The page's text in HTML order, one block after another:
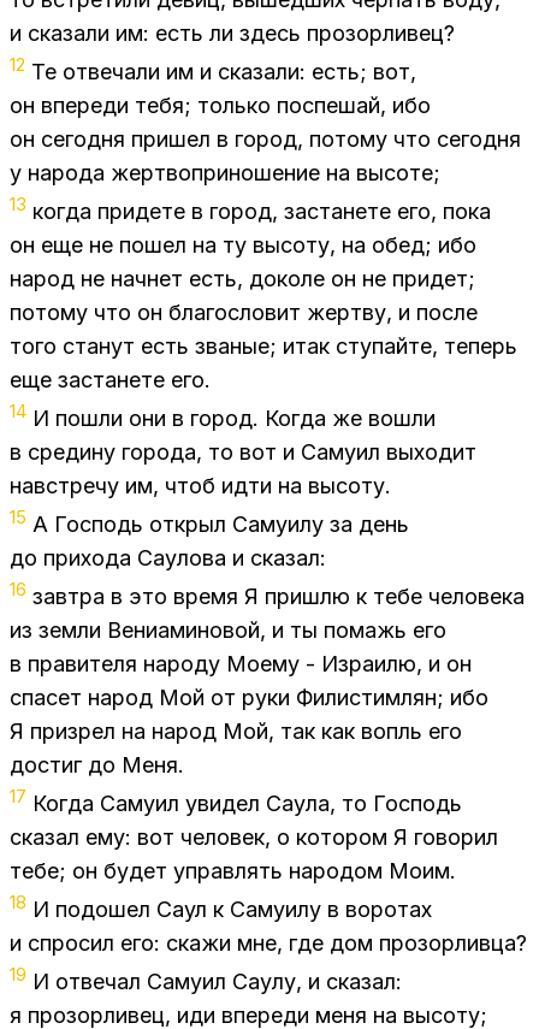
и ска­за­ли им: есть ли здесь про­зор­ли­вец?
12 Те от­ве­ча­ли им и ска­за­ли: есть; вот,
он впе­ре­ди тебя; толь­ко по­спе­шай, ибо
он се­год­ня при­шел в го­род, по­то­му что се­год­ня
у на­ро­да жерт­во­при­но­ше­ние на вы­со­те;
13 ко­гда при­де­те в го­род, за­ста­не­те его, пока
он еще не по­шел на ту вы­со­ту, на обед; ибо
на­род не нач­нет есть, до­ко­ле он не при­дет;
по­то­му что он бла­го­сло­вит жерт­ву, и по­сле
того ста­нут есть зва­ные; итак сту­пай­те, те­перь
еще за­ста­не­те его.
14 И по­шли они в го­род. Ко­гда же во­шли
в сре­ди­ну го­ро­да, то вот и Са­му­ил вы­хо­дит
на­встреч­у им, чтоб идти на вы­со­ту.
15 А Гос­подь от­крыл Са­му­и­лу за день
до при­хо­да Са­у­ло­ва и ска­зал:
16 зав­тра в это вре­мя Я при­шлю к тебе че­ло­ве­ка
из зем­ли Ве­ни­а­ми­но­вой, и ты по­мажь его
в пра­ви­те­ля на­ро­ду Мо­е­му - Из­ра­и­лю, и он
спа­сет на­род Мой от руки Фи­ли­стим­лян; ибо
Я при­з­рел на на­род Мой, так как вопль его
до­стиг до Меня.
17 Ко­гда Са­му­ил уви­дел Са­у­ла, то Гос­подь
ска­зал ему: вот че­ло­век, о ко­то­ром Я го­во­рил
тебе; он бу­дет управ­лять на­ро­дом Моим.
18 И по­до­шел Саул к Са­му­и­лу в во­ро­тах
и спро­сил его: ска­жи мне, где дом про­зор­лив­ца?
19 И от­ве­чал Са­му­ил Са­у­лу, и ска­зал:
я про­зор­ли­вец, иди впе­ре­ди меня на вы­со­ту;